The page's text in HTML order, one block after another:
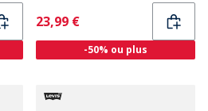
Current
23,99 €
-50% ou plus